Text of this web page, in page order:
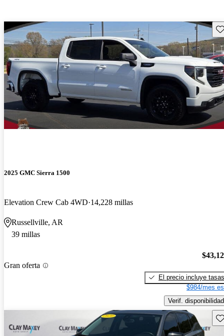
2025 GMC Sierra 1500
Elevation Crew Cab 4WD 14,228 millas
Russellville, AR
39 millas
Gran oferta
El precio incluye tasas
$984/mes
Verif. disponibilidad